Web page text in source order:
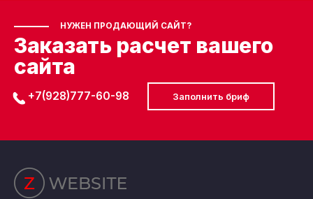
НУЖЕН ПРОДАЮЩИЙ САЙТ?
Заказать расчет вашего
сайта
+7(928)777-60-98 Заполнить бриф